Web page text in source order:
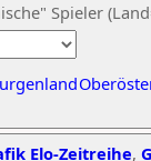
Spieler
Elo-Zeitreihe,